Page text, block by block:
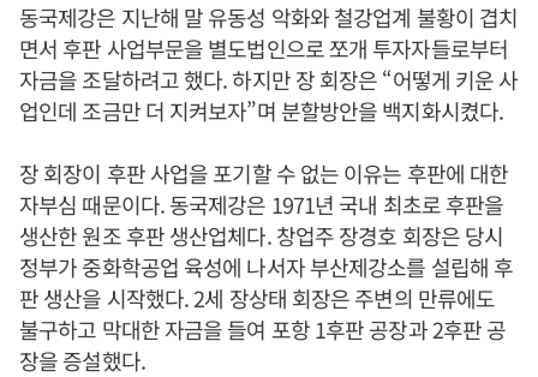
동국제강은 지난해 말 유동성 악화와 철강업계 불황이 겹치
면서 후판 사업부문을 별도법인으로 쪼개 투자자들로부터
자금을 조달하려고 했다. 하지만 장 회장은 “어떻게 키운 사
업인데 조금만 더 지켜보자”며 분할방안을 백지화시켰다.
장 회장이 후판 사업을 포기할 수 없는 이유는 후판에 대한
자부심 때문이다. 동국제강은 1971년 국내 최초로 후판을
생산한 원조 후판 생산업체다. 창업주 장경호 회장은 당시
정부가 중화학공업 육성에 나서자 부산제강소를 설립해 후
판 생산을 시작했다. 2세 장상태 회장은 주변의 만류에도
불구하고 막대한 자금을 들여 포항 1후판 공장과 2후판 공
장을 증설했다.